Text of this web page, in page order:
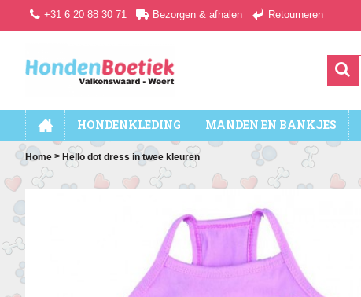
+31 6 20 88 30 71 Bezorgen & afhalen Retourneren
HONDENKLEDING MANDEN EN BANKJES
Home > Hello dot dress in twee kleuren